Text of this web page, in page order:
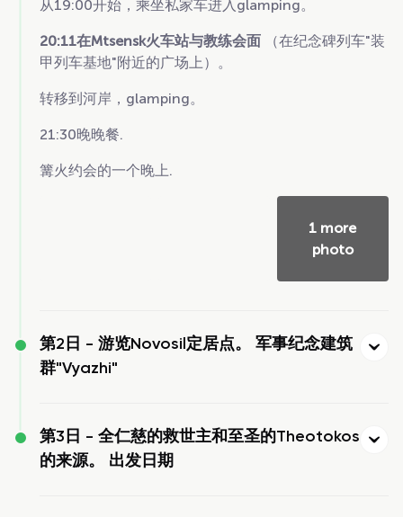
从19:00开始，乘坐私家车进入glamping。
20:11在Mtsensk火车站与教练会面 （在纪念碑列车"装
甲列车基地"附近的广场上）。
转移到河岸，glamping。
21:30晚晚餐.
篝火约会的一个晚上.
1 more
photo
第2日 - 游览Novosil定居点。 军事纪念建筑
群"Vyazhi"
第3日 - 全仁慈的救世主和至圣的Theotokos
的来源。 出发日期